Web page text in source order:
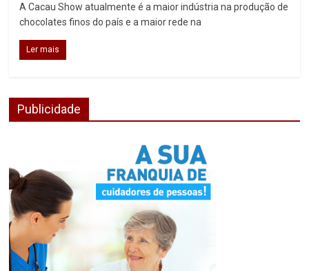
A Cacau Show atualmente é a maior indústria na produção de
chocolates finos do país e a maior rede na
Ler mais
Publicidade